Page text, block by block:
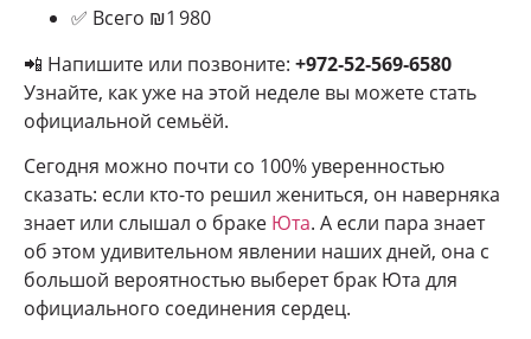
✅ Всего ₪1 980
📲 Напишите или позвоните: +972‑52‑569‑6580
Узнайте, как уже на этой неделе вы можете стать
официальной семьёй.
Сегодня можно почти со 100% уверенностью
сказать: если кто-то решил жениться, он наверняка
знает или слышал о браке Юта. А если пара знает
об этом удивительном явлении наших дней, она с
большой вероятностью выберет брак Юта для
официального соединения сердец.